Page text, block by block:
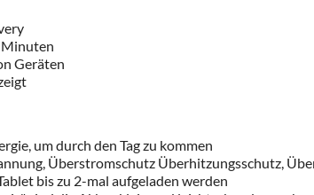
Minuten
Geräten
um durch den Tag zu kommen
Überstromschutz Überhitzungsschutz,
bis zu 2-mal aufgeladen werden